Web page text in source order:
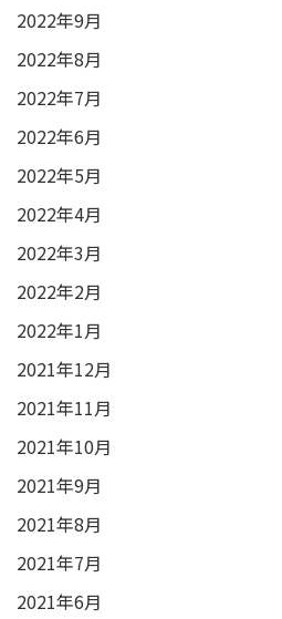
2022年9月
2022年8月
2022年7月
2022年6月
2022年5月
2022年4月
2022年3月
2022年2月
2022年1月
2021年12月
2021年11月
2021年10月
2021年9月
2021年8月
2021年7月
2021年6月